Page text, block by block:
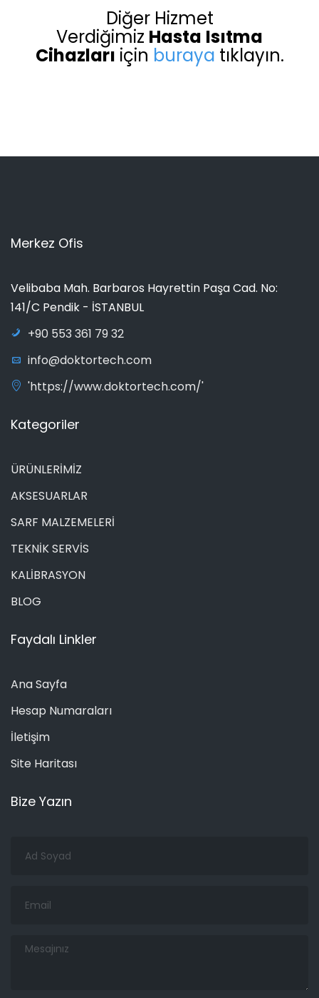
Diğer Hizmet
Verdiğimiz Hasta Isıtma
Cihazları için buraya tıklayın.
Merkez Ofis
Velibaba Mah. Barbaros Hayrettin Paşa Cad. No:
141/C Pendik - İSTANBUL
+90 553 361 79 32
info@doktortech.com
'https://www.doktortech.com/'
Kategoriler
ÜRÜNLERİMİZ
AKSESUARLAR
SARF MALZEMELERİ
TEKNİK SERVİS
KALİBRASYON
BLOG
Faydalı Linkler
Ana Sayfa
Hesap Numaraları
İletişim
Site Haritası
Bize Yazın
Soyad
Mesajınız